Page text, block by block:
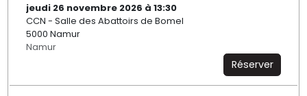
jeudi 26 novembre 2026 à 13:30
CCN - Salle des Abattoirs de Bomel
5000 Namur
Namur
Réserver